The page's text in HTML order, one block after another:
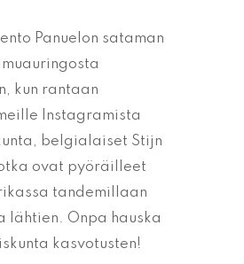
Panuelon sataman
kun rantaan
Instagramista
belgialaiset Stijn
ovat pyöräilleet
tandemillaan
lähtien. Onpa hauska
kasvotusten!